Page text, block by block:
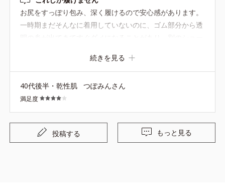
お尻をすっぽり包み、深く履けるので安心感があります。
一時期まだそんなに着用していないのに、ゴム部分から透
明の糸が出てきてすぐダメになることがあり、別のショー
されていることに期待してにまた戻ってきました。 カラー
ブラックなので、ブラックも販売してもらえるといいなぁ
と思います。
続きを見る
40代後半・乾性肌 つぽみんさん
満足度
投稿する もっと見る